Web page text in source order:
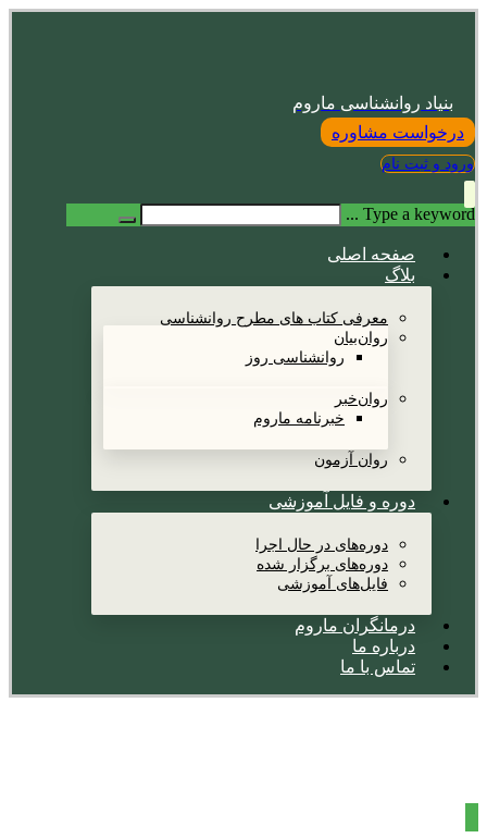
بنیاد روانشناسی ماروم
درخواست مشاوره
ورود و ثبت نام
Type a keyword ...
صفحه اصلی
بلاگ
معرفی کتاب های مطرح روانشناسی
روان‌بیان
روانشناسی روز
روان‌خبر
خبرنامه ماروم
روان آزمون
دوره و فایل آموزشی
دوره‌های در حال اجرا
دوره‌های برگزار شده
فایل‌های آموزشی
درمانگران ماروم
درباره ما
تماس با ما